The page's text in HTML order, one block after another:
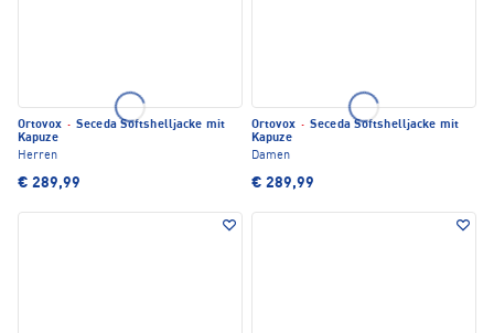
Ortovox · Seceda Softshelljacke mit
Kapuze
Herren
€ 289,99
Ortovox · Seceda Softshelljacke mit
Kapuze
Damen
€ 289,99